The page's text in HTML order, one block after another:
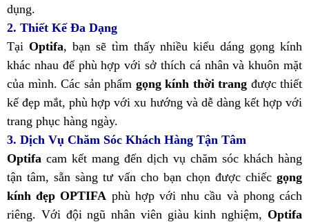
dụng.
2. Thiết Kế Đa Dạng
Tại Optifa, bạn sẽ tìm thấy nhiều kiểu dáng gọng kính
khác nhau để phù hợp với sở thích cá nhân và khuôn mặt
của mình. Các sản phẩm gọng kính thời trang được thiết
kế đẹp mắt, phù hợp với xu hướng và dễ dàng kết hợp với
trang phục hàng ngày.
3. Dịch Vụ Chăm Sóc Khách Hàng Tận Tâm
Optifa cam kết mang đến dịch vụ chăm sóc khách hàng
tận tâm, sẵn sàng tư vấn cho bạn chọn được chiếc gọng
kính đẹp OPTIFA phù hợp với nhu cầu và phong cách
riêng. Với đội ngũ nhân viên giàu kinh nghiệm, Optifa